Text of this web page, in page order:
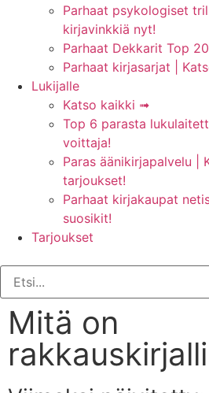
Parhaat psykologiset
kirjavinkkiä nyt!
Parhaat Dekkarit Top
Parhaat kirjasarjat |
Lukijalle
Katso kaikki ➟
Top 6 parasta
voittaja!
Paras äänikirjapalvelu |
tarjoukset!
Parhaat kirjakaupat
suosikit!
Tarjoukset
Mitä on